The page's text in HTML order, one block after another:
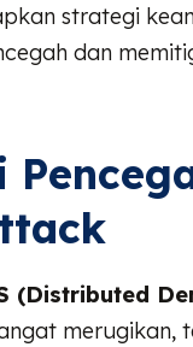
strategi
dan
(Distributed
merugikan,